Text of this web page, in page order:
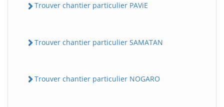
Trouver chantier particulier PAViE
Trouver chantier particulier SAMATAN
Trouver chantier particulier NOGARO